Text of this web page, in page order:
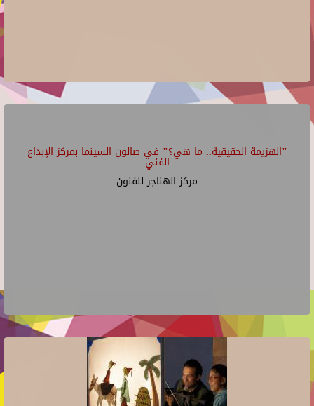
"الهزيمة الحقيقية.. ما هي؟" في صالون السينما بمركز الإبداع
الفني
مركز الهناجر للفنون